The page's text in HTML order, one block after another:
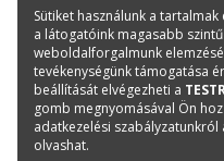
KAPCSOLAT
Sütiket használunk a
a látogatóink magasabb
weboldalforgalmunk
tevékenységünk támogatása
beállítását elvégezheti a
gomb megnyomásával Ön
adatkezelési szabályzatunkról
olvashat.